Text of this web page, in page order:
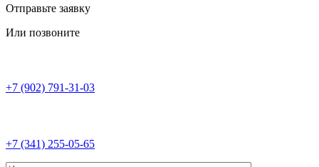
Отправьте заявку
Или позвоните
+7 (902) 791-31-03
+7 (341) 255-05-65